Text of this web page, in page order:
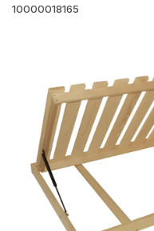
10000018165